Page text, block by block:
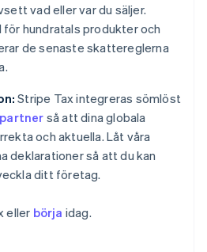
vad eller var du säljer.
för hundratals produkter och
de senaste skattereglerna
Stripe Tax integreras sömlöst
så att dina globala
och aktuella. Låt våra
deklarationer så att du kan
ditt företag.
eller börja idag.